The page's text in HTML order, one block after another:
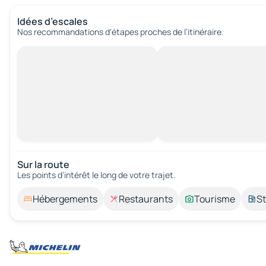
Idées d’escales
Nos recommandations d'étapes proches de l’itinéraire.
Sur la route
Les points d’intérêt le long de votre trajet.
Hébergements Restaurants Tourisme